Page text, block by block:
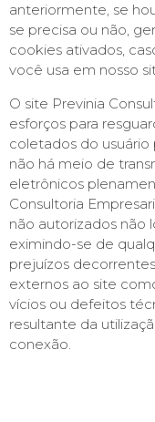
anteriormente, se
se precisa ou não,
cookies ativados,
você usa em nosso
O site Previnia
esforços para
coletados do usuário
não há meio de
eletrônicos
Consultoria
não autorizados não
eximindo-se de
prejuízos
externos ao site
vícios ou defeitos
resultante da
conexão.